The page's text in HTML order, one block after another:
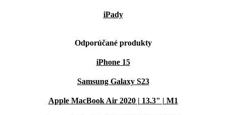
iPady
Odporúčané produkty
iPhone 15
Samsung Galaxy S23
Apple MacBook Air 2020 | 13.3" | M1